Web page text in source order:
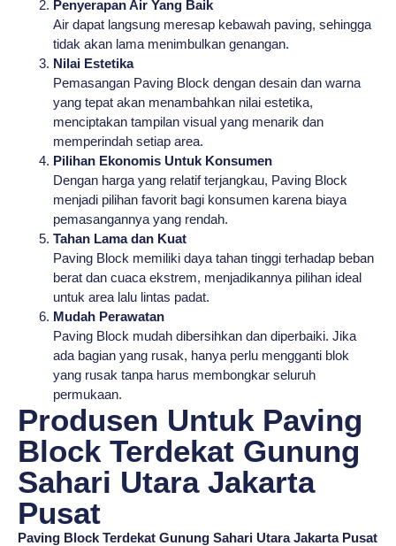
Penyerapan Air Yang Baik
Air dapat langsung meresap kebawah paving, sehingga
tidak akan lama menimbulkan genangan.
Nilai Estetika
Pemasangan Paving Block dengan desain dan warna
yang tepat akan menambahkan nilai estetika,
menciptakan tampilan visual yang menarik dan
memperindah setiap area.
Pilihan Ekonomis Untuk Konsumen
Dengan harga yang relatif terjangkau, Paving Block
menjadi pilihan favorit bagi konsumen karena biaya
pemasangannya yang rendah.
Tahan Lama dan Kuat
Paving Block memiliki daya tahan tinggi terhadap beban
berat dan cuaca ekstrem, menjadikannya pilihan ideal
untuk area lalu lintas padat.
Mudah Perawatan
Paving Block mudah dibersihkan dan diperbaiki. Jika
ada bagian yang rusak, hanya perlu mengganti blok
yang rusak tanpa harus membongkar seluruh
permukaan.
Produsen Untuk Paving
Block Terdekat Gunung
Sahari Utara Jakarta
Pusat
Paving Block Terdekat Gunung Sahari Utara Jakarta Pusat